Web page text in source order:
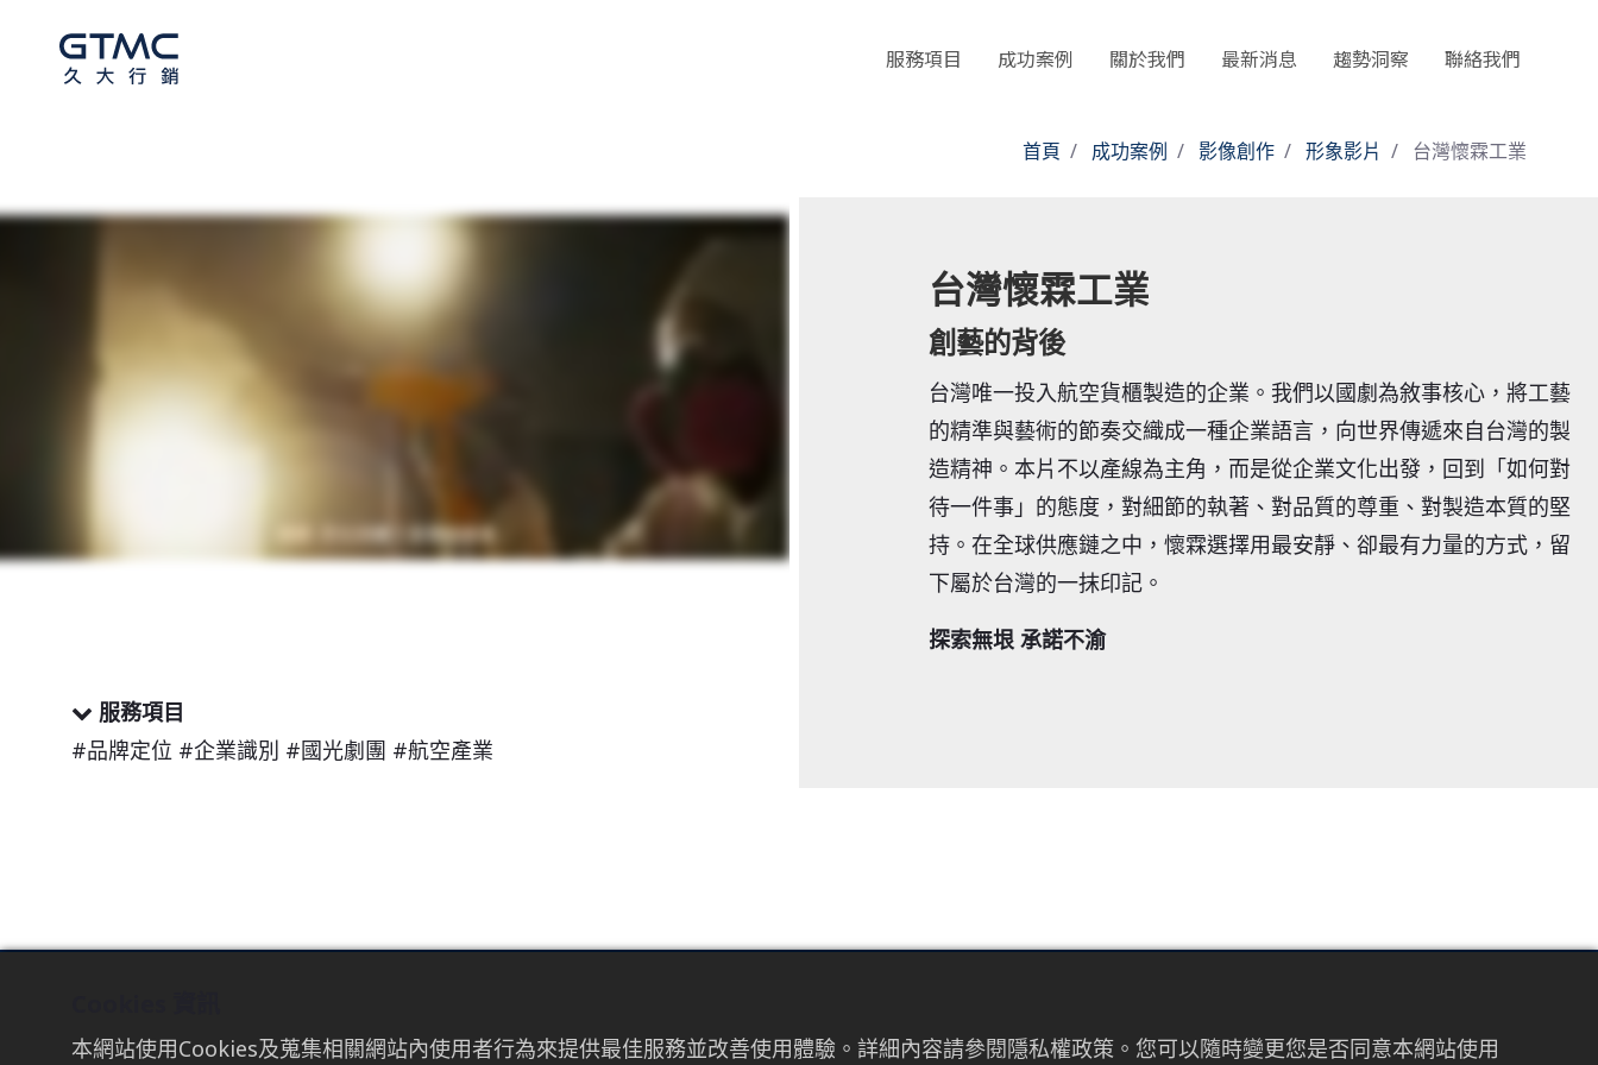
服務項目 成功案例 關於我們 最新消息 趨勢洞察 聯絡我們
首頁 成功案例 影像創作 形象影片 台灣懷霖工業
服務項目
#品牌定位 #企業識別 #國光劇團 #航空產業
台灣懷霖工業
創藝的背後
台灣唯一投入航空貨櫃製造的企業。我們以國劇為敘事核心，將工藝
的精準與藝術的節奏交織成一種企業語言，向世界傳遞來自台灣的製
造精神。本片不以產線為主角，而是從企業文化出發，回到「如何對
待一件事」的態度，對細節的執著、對品質的尊重、對製造本質的堅
持。在全球供應鏈之中，懷霖選擇用最安靜、卻最有力量的方式，留
下屬於台灣的一抹印記。
探索無垠 承諾不渝
TAICHUNG TAIPEI EMAIL FOLLOW US
本網站使用Cookies及蒐集相關網站內使用者行為來提供最佳服務並改善使用體驗。詳細內容請參閱隱私權政策。您可以隨時變更您是否同意本網站使用